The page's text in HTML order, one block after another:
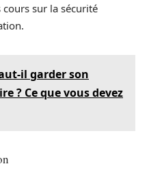
sur la sécurité
il garder son
? Ce que vous devez